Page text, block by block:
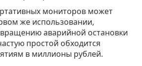
мониторов может
же использовании,
аварийной остановки
простой обходится
в миллионы рублей.